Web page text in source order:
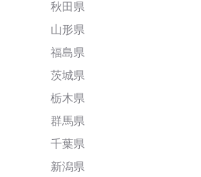
秋田県
山形県
福島県
茨城県
栃木県
群馬県
千葉県
新潟県